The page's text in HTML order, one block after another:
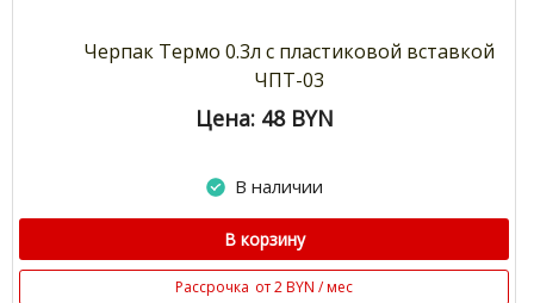
Черпак Термо 0.3л с пластиковой вставкой
ЧПТ-03
Цена: 48 BYN
В наличии
В корзину
Рассрочка от 2 BYN / мес